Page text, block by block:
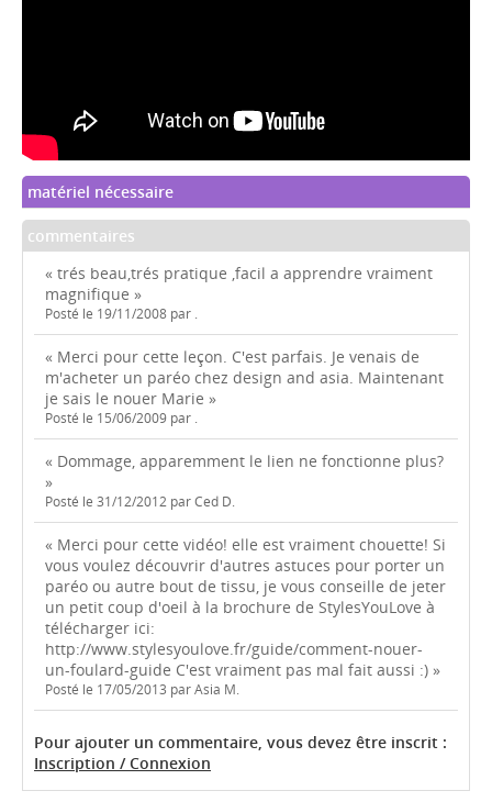
matériel nécessaire
commentaires
« trés beau,trés pratique ,facil a apprendre vraiment
magnifique »
Posté le 19/11/2008 par .
« Merci pour cette leçon. C'est parfais. Je venais de
m'acheter un paréo chez design and asia. Maintenant
je sais le nouer Marie »
Posté le 15/06/2009 par .
« Dommage, apparemment le lien ne fonctionne plus?
»
Posté le 31/12/2012 par Ced D.
« Merci pour cette vidéo! elle est vraiment chouette! Si
vous voulez découvrir d'autres astuces pour porter un
paréo ou autre bout de tissu, je vous conseille de jeter
un petit coup d'oeil à la brochure de StylesYouLove à
télécharger ici:
http://www.stylesyoulove.fr/guide/comment-nouer-
un-foulard-guide C'est vraiment pas mal fait aussi :) »
Posté le 17/05/2013 par Asia M.
Pour ajouter un commentaire, vous devez être inscrit :
Inscription / Connexion